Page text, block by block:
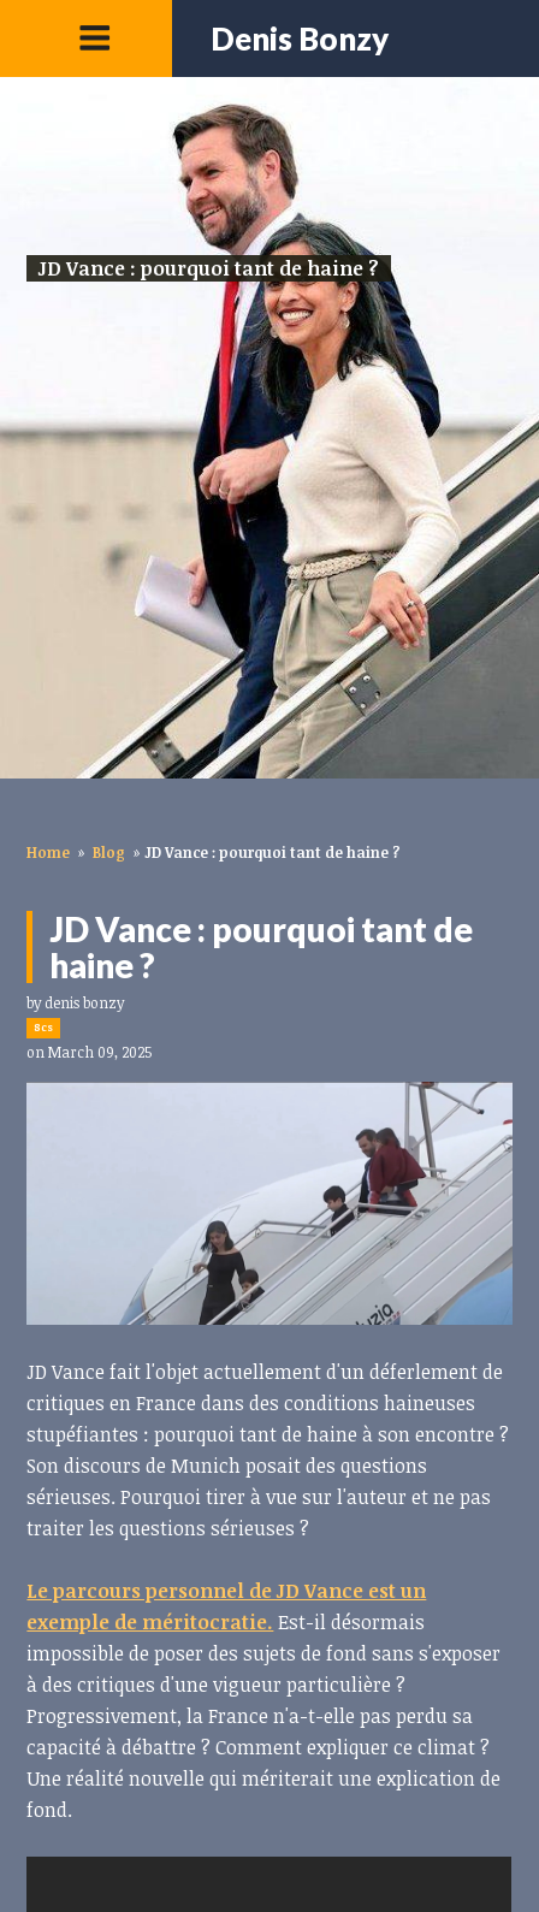
Denis Bonzy
JD Vance : pourquoi tant de haine ?
Home » Blog » JD Vance : pourquoi tant de haine ?
JD Vance : pourquoi tant de
haine ?
bydenis bonzy
8cs
on March 09, 2025
JD Vance fait l'objet actuellement d'un déferlement de
critiques en France dans des conditions haineuses
stupéfiantes : pourquoi tant de haine à son encontre ?
Son discours de Munich posait des questions
sérieuses. Pourquoi tirer à vue sur l'auteur et ne pas
traiter les questions sérieuses ?
Le parcours personnel de JD Vance est un
exemple de méritocratie. Est-il désormais
impossible de poser des sujets de fond sans s'exposer
à des critiques d'une vigueur particulière ?
Progressivement, la France n'a-t-elle pas perdu sa
capacité à débattre ? Comment expliquer ce climat ?
Une réalité nouvelle qui mériterait une explication de
fond.